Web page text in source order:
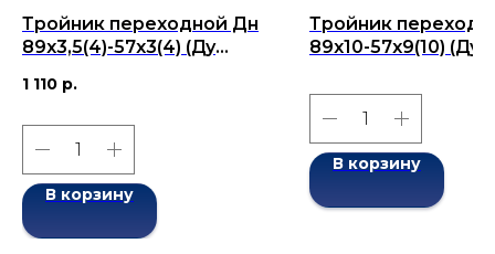
Тройник переходной Дн
89х3,5(4)-57х3(4) (Ду
17376-2001
1 110 р.
В корзину
Тройник
89x10-57x9(10) (Ду
2001
В корзину